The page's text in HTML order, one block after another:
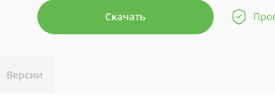
Скачать
Версии